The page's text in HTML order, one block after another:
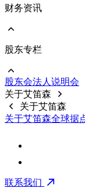
前往 公告信息
财务资讯
前往 财务资讯
财务报告
公开说明书
股东专栏
前往 股东专栏
股价资料
前十大股东
股东会法⼈说明会
关于艾笛森
关于艾笛森
关于艾笛森全球据
联系我们